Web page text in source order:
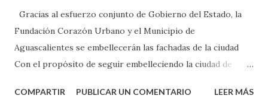
Gracias al esfuerzo conjunto de Gobierno del Estado, la
Fundación Corazón Urbano y el Municipio de
Aguascalientes se embellecerán las fachadas de la ciudad
Con el propósito de seguir embelleciendo la ciudad de
municipal, Leo Montañez dio inicio al programa
COMPARTIR PUBLICAR UN COMENTARIO LEER MÁS